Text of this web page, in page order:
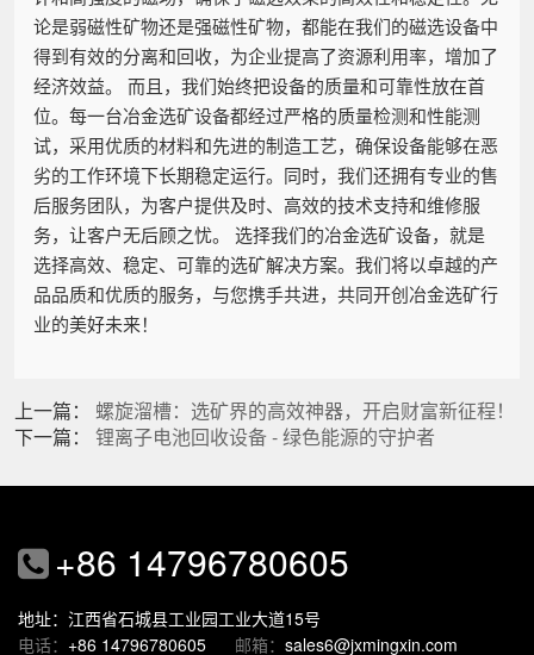
论是弱磁性矿物还是强磁性矿物，都能在我们的磁选设备中
得到有效的分离和回收，为企业提高了资源利用率，增加了
经济效益。 而且，我们始终把设备的质量和可靠性放在首
位。每一台冶金选矿设备都经过严格的质量检测和性能测
试，采用优质的材料和先进的制造工艺，确保设备能够在恶
劣的工作环境下长期稳定运行。同时，我们还拥有专业的售
后服务团队，为客户提供及时、高效的技术支持和维修服
务，让客户无后顾之忧。 选择我们的冶金选矿设备，就是
选择高效、稳定、可靠的选矿解决方案。我们将以卓越的产
品品质和优质的服务，与您携手共进，共同开创冶金选矿行
业的美好未来！
上一篇： 螺旋溜槽：选矿界的高效神器，开启财富新征程！
下一篇： 锂离子电池回收设备 - 绿色能源的守护者
+86 14796780605
地址：江西省石城县工业园工业大道15号
电话： +86 14796780605 邮箱： sales6@jxmingxin.com